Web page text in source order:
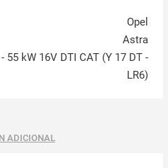
Opel
Astra
55 kW 16V DTI CAT (Y 17 DT -
LR6)
ADICIONAL